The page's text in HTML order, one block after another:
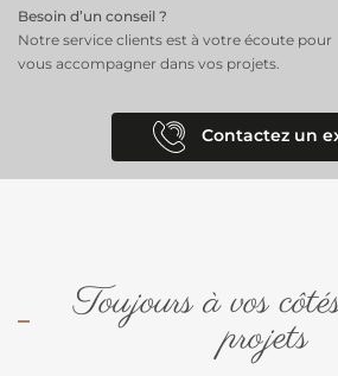
Besoin d’un conseil ?
Notre service clients est à votre écoute pour
vous accompagner dans vos projets.
Contactez un
Toujours à vos
projets